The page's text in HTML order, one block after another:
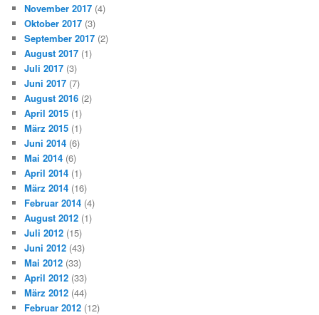
November 2017 (4)
Oktober 2017 (3)
September 2017 (2)
August 2017 (1)
Juli 2017 (3)
Juni 2017 (7)
August 2016 (2)
April 2015 (1)
März 2015 (1)
Juni 2014 (6)
Mai 2014 (6)
April 2014 (1)
März 2014 (16)
Februar 2014 (4)
August 2012 (1)
Juli 2012 (15)
Juni 2012 (43)
Mai 2012 (33)
April 2012 (33)
März 2012 (44)
Februar 2012 (12)